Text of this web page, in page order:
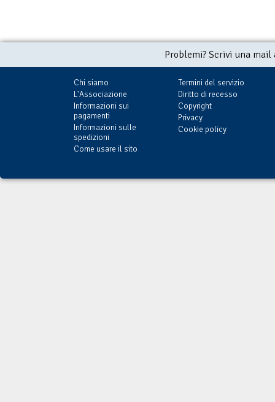
Problemi? Scrivi una
Chi siamo
L'Associazione
Informazioni sui
pagamenti
Informazioni sulle
spedizioni
Come usare il sito
Termini del servizio
Diritto di recesso
Copyright
Privacy
Cookie policy